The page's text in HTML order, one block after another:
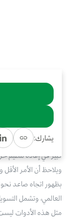
خلاصة
شهدتالسنواتالقليلة
تداعياتجائحةكوفيد-
كبيرفيإعادةتنظيم
ويلاحظأنالأمر الأقل
بظهور اتجاه صاعدنحو
العالمي، وتشمل
مثلهذه الأدوات
يشارك: